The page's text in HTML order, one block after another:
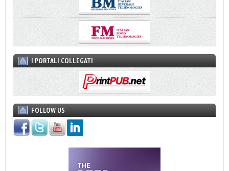
I PORTALI COLLEGATI
FOLLOW US